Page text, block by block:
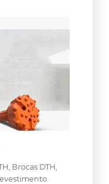
Brocas DTH,